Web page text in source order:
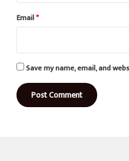
Email*
Save my name, email, and